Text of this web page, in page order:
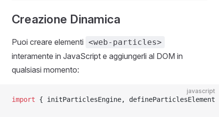
Creazione Dinamica
Puoi creare elementi <web-particles>
interamente in JavaScript e aggiungerli al DOM in
qualsiasi momento:
javascript
import { initParticlesEngine,